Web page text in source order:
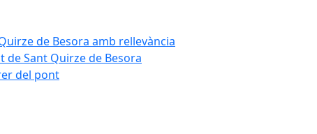
de Besora amb rellevància
de Sant Quirze de Besora
del pont